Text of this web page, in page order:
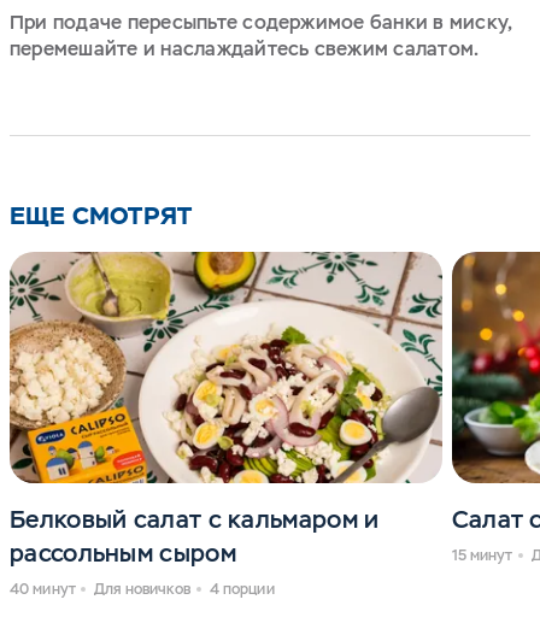
При подаче пересыпьте содержимое банки в миску,
перемешайте и наслаждайтесь свежим салатом.
ЕЩЕ СМОТРЯТ
Белковый салат с кальмаром и
рассольным сыром
40 минут Для новичков 4 порции
Салат
15 минут